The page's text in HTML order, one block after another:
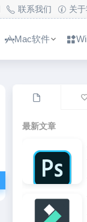
联系我们 关
Mac软件
最新文章